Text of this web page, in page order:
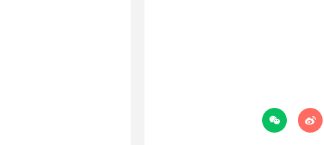
 